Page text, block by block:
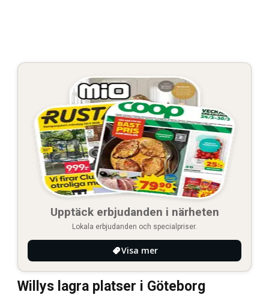
Upptäck erbjudanden i närheten
Lokala erbjudanden och specialpriser.
Visa mer
Willys lagra platser i Göteborg